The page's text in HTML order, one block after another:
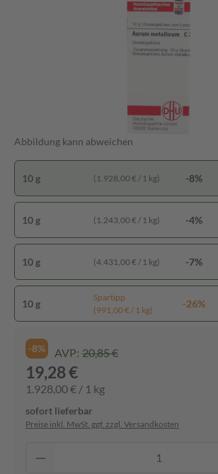
Abbildung kann abweichen
10 g (1.928,00 € / 1 kg) -8%
10 g (1.243,00 € / 1 kg) -4%
10 g (4.431,00 € / 1 kg) -7%
10 g
Spartipp
(991,00 € / 1 kg)
-26%
-8% AVP: 20,85 €
19,28 €
1.928,00 € / 1 kg
sofort lieferbar
Preise inkl. MwSt. ggf. zzgl. Versandkosten